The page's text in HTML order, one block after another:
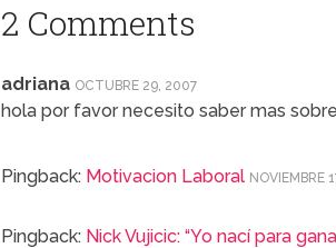
2 Comments
adriana OCTUBRE 29, 2007
hola por favor necesito saber mas
Pingback: Motivacion Laboral NOVIEMBRE
Pingback: Nick Vujicic: “Yo nací para